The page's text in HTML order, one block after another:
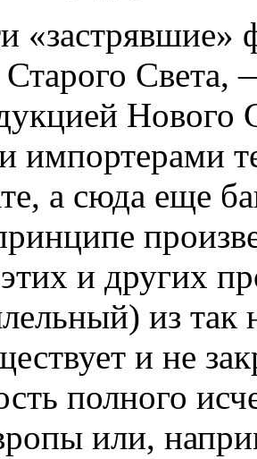
«застрявшие»
Старого
Нового
а сюда еще
и других
из
и не
полного
или,